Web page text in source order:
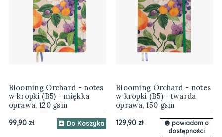
Blooming Orchard - notes
w kropki (B5) - miękka
oprawa, 120 gsm
99,90 zł Do Koszyka
Blooming Orchard - notes
w kropki (B5) - twarda
oprawa, 150 gsm
129,90 zł
powiadom o
dostępności